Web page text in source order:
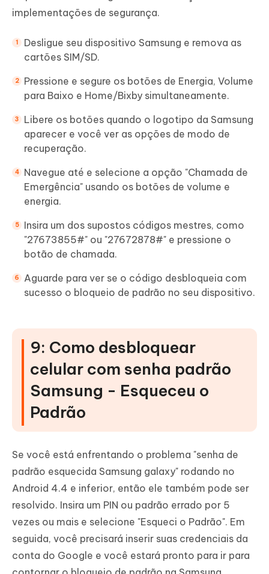
implementações de segurança.
Desligue seu dispositivo Samsung e remova as
cartões SIM/SD.
Pressione e segure os botões de Energia, Volume
para Baixo e Home/Bixby simultaneamente.
Libere os botões quando o logotipo da Samsung
aparecer e você ver as opções de modo de
recuperação.
Navegue até e selecione a opção "Chamada de
Emergência" usando os botões de volume e
energia.
Insira um dos supostos códigos mestres, como
"27673855#" ou "27672878#" e pressione o
botão de chamada.
Aguarde para ver se o código desbloqueia com
sucesso o bloqueio de padrão no seu dispositivo.
9: Como desbloquear
celular com senha padrão
Samsung - Esqueceu o
Padrão
Se você está enfrentando o problema "senha de
padrão esquecida Samsung galaxy" rodando no
Android 4.4 e inferior, então ele também pode ser
resolvido. Insira um PIN ou padrão errado por 5
vezes ou mais e selecione "Esqueci o Padrão". Em
seguida, você precisará inserir suas credenciais da
conta do Google e você estará pronto para ir para